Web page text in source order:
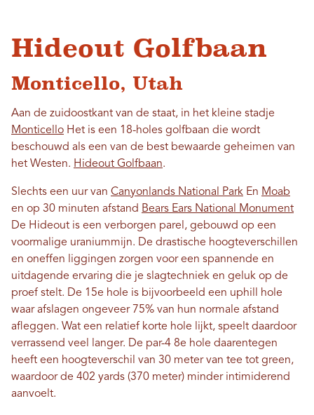
Hideout Golfbaan
Monticello, Utah
Aan de zuidoostkant van de staat, in het kleine stadje
Monticello Het is een 18-holes golfbaan die wordt
beschouwd als een van de best bewaarde geheimen van
het Westen. Hideout Golfbaan.
Slechts een uur van Canyonlands National Park En Moab
en op 30 minuten afstand Bears Ears National Monument
De Hideout is een verborgen parel, gebouwd op een
voormalige uraniummijn. De drastische hoogteverschillen
en oneffen liggingen zorgen voor een spannende en
uitdagende ervaring die je slagtechniek en geluk op de
proef stelt. De 15e hole is bijvoorbeeld een uphill hole
waar afslagen ongeveer 75% van hun normale afstand
afleggen. Wat een relatief korte hole lijkt, speelt daardoor
verrassend veel langer. De par-4 8e hole daarentegen
heeft een hoogteverschil van 30 meter van tee tot green,
waardoor de 402 yards (370 meter) minder intimiderend
aanvoelt.